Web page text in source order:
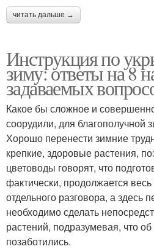
читать дальше →
Инструкция по
зиму: ответы на 8
задаваемых
Какое бы сложное и
соорудили, для благополучной
Хорошо перенести зимние
крепкие, здоровые растения,
цветоводы говорят, что
фактически, продолжается
отдельного разговора, а здесь
необходимо сделать
растений, подразумевая, что
позаботились.